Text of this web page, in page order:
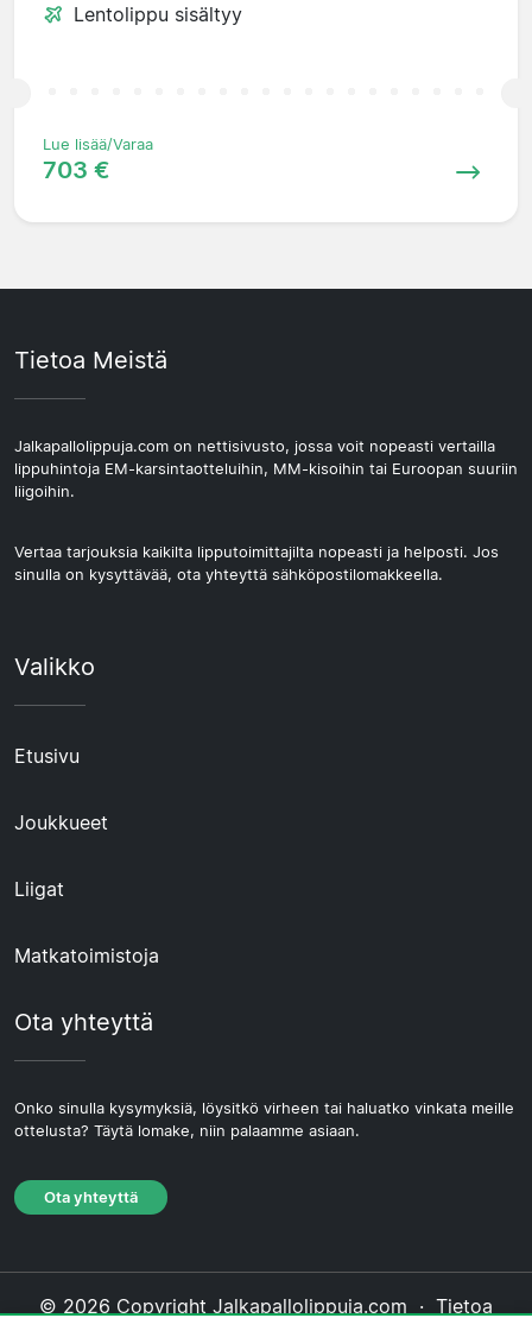
Lentolippu sisältyy
Lue lisää/Varaa
703 €
Tietoa Meistä
Jalkapallolippuja.com on nettisivusto, jossa voit nopeasti vertailla
lippuhintoja EM-karsintaotteluihin, MM-kisoihin tai Euroopan suuriin
liigoihin.
Vertaa tarjouksia kaikilta lipputoimittajilta nopeasti ja helposti. Jos
sinulla on kysyttävää, ota yhteyttä sähköpostilomakkeella.
Valikko
Etusivu
Joukkueet
Liigat
Matkatoimistoja
Ota yhteyttä
Onko sinulla kysymyksiä, löysitkö virheen tai haluatko vinkata meille
ottelusta? Täytä lomake, niin palaamme asiaan.
Ota yhteyttä
© 2026 Copyright Jalkapallolippuja.com · Tietoa